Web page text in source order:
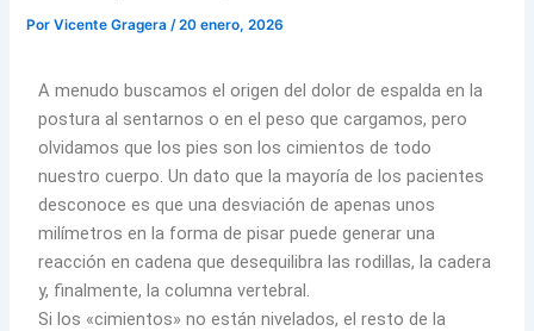
PorVicente Gragera/20 enero, 2026
A menudo buscamos el origen del dolor de espalda en la
postura al sentarnos o en el peso que cargamos, pero
olvidamos que los pies son los cimientos de todo
nuestro cuerpo. Un dato que la mayoría de los pacientes
desconoce es que una desviación de apenas unos
milímetros en la forma de pisar puede generar una
reacción en cadena que desequilibra las rodillas, la cadera
y, finalmente, la columna vertebral.
Si los «cimientos» no están nivelados, el resto de la